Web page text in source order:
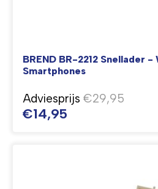
BREND BR-2212 Snellader
Smartphones
Adviesprijs €29,95
€14,95